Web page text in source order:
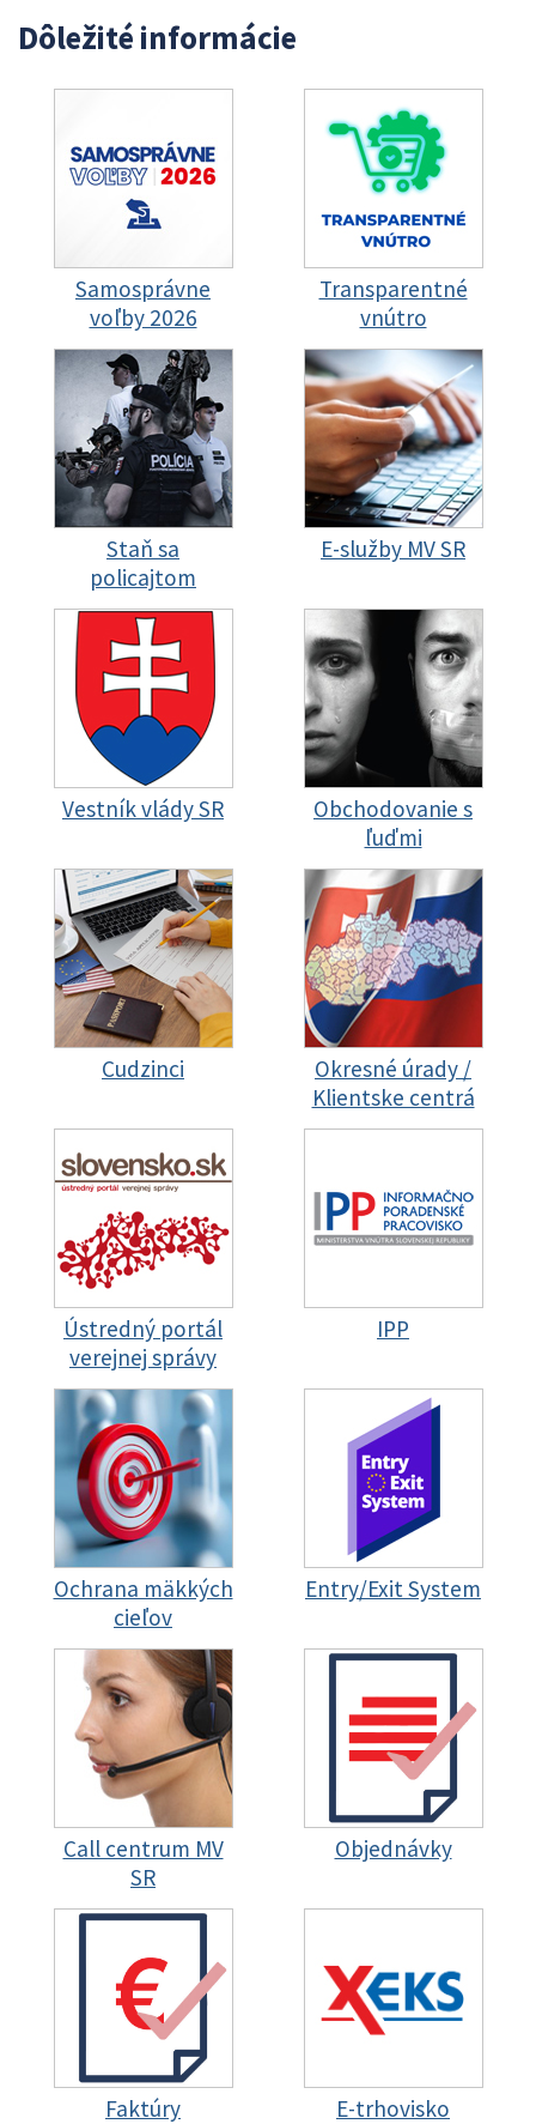
Dôležité informácie
Samosprávne
voľby 2026
Transparentné
vnútro
Staň sa
policajtom
E-služby MV SR
Vestník vlády SR
Obchodovanie s
ľuďmi
Cudzinci
Okresné úrady /
Klientske centrá
Ústredný portál
verejnej správy
IPP
Ochrana mäkkých
cieľov
Entry/Exit System
Call centrum MV
SR
Objednávky
Faktúry E-trhovisko